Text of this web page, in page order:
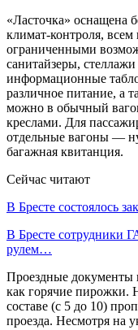
«Ласточка» оснащена
климат-контроля,
ограниченными
санитайзеры,
информационные
различное питание, а
можно в обычный
креслами. Для
отдельные вагоны —
багажная квитанция.
Сейчас читают
В Бресте состоялось
В Бресте сотрудники
рулем…
Проездные документы
как горячие пирожки.
составе (с 5 до 10)
проезда. Несмотря на